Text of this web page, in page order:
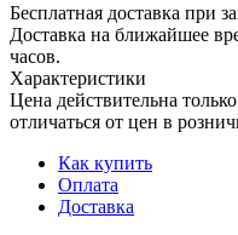
Бесплатная доставка при
Доставка на ближайшее
часов.
Характеристики
Цена действительна
отличаться от цен в
Как купить
Оплата
Доставка